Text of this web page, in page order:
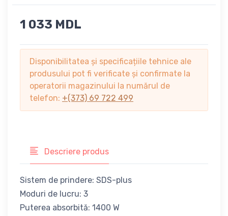
1 033 MDL
Disponibilitatea și specificațiile tehnice ale
produsului pot fi verificate și confirmate la
operatorii magazinului la numărul de
telefon: +(373) 69 722 499
Descriere produs
Sistem de prindere: SDS-plus
Moduri de lucru: 3
Puterea absorbită: 1400 W